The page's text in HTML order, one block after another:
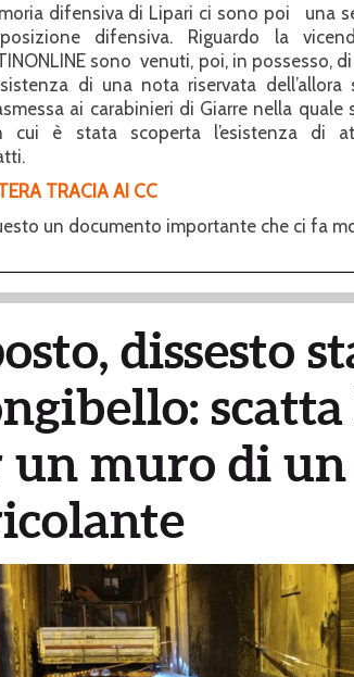
difensiva di Lipari ci sono poi una
difensiva. Riguardo la
sono venuti, poi, in possesso,
di una nota riservata dell’allora
ai carabinieri di Giarre nella
cui è stata scoperta l’esistenza di
TRACIA AI CC
un documento importante che ci fa
dissesto
scatta
un muro di